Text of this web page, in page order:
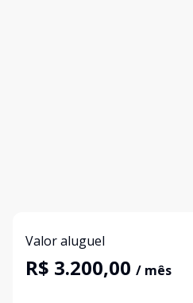
Valor aluguel
R$ 3.200,00 / mês